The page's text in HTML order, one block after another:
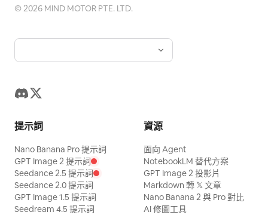
©2026 MIND MOTOR PTE. LTD.
提示詞
Nano Banana Pro 提示詞
GPT Image 2 提示詞
Seedance 2.5 提示詞
Seedance 2.0 提示詞
GPT Image 1.5 提示詞
Seedream 4.5 提示詞
資源
面向 Agent
NotebookLM 替代方案
GPT Image 2 投影片
Markdown 轉 𝕏 文章
Nano Banana 2 與 Pro 對比
AI 修圖工具